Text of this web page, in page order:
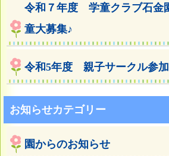
令和７年度 学童クラブ石
童大募集♪
令和5年度 親子サークル参
お知らせカテゴリー
園からのお知らせ